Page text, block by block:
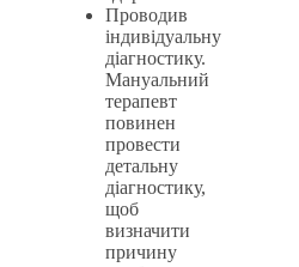
Проводив
індивідуальну
діагностику.
Мануальний
терапевт
повинен
провести
детальну
діагностику,
щоб
визначити
причину